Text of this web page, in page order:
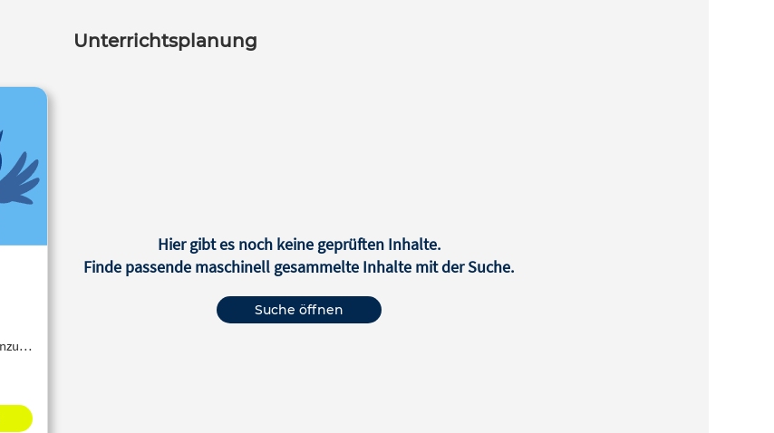
Unterrichtsplanung
Hier gibt es noch keine geprüften Inhalte.
Finde passende maschinell gesammelte Inhalte mit der Suche.
Suche öffnen